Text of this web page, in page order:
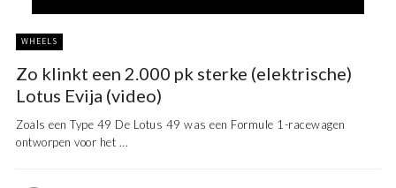
WHEELS
Zo klinkt een 2.000 pk sterke (elektrische)
Lotus Evija (video)
Zoals een Type 49 De Lotus 49 was een Formule 1-racewagen
ontworpen voor het ...